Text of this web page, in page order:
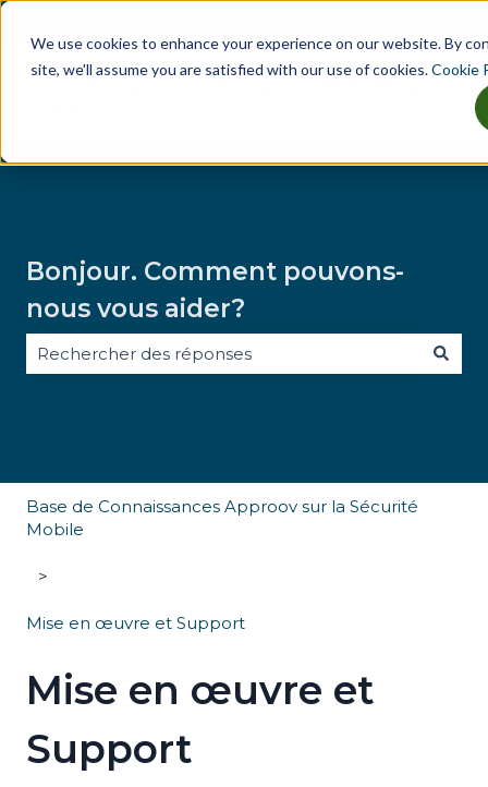
We use cookies to enhance your experience on our website. By
site, we'll assume you are satisfied with our use of cookies.Cookie
Why
Afficher le sous-menu pour Why Approov
Key
Afficher le sous-menu
Industries
Bonjour. Comment pouvons-
nous vous aider?
Base de Connaissances Approov sur la Sécurité
Mobile
Mise en œuvre et Support
Mise en œuvre et
Support